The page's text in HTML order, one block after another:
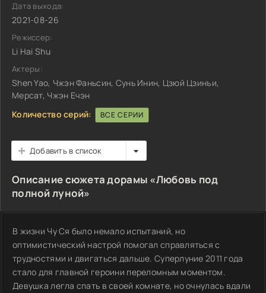
Дата выхода:
2021-08-26
Режиссер:
Li Hai Shu
Актеры:
Shen Yao, Чжэн Фаньсин, Сунь Инин, Цзюй Цзинъи,
Мерсат, Чжэн Ечэн
Количество серий:
ВСЕ СЕРИИ
Добавить в список
Описание сюжета дорамы «Любовь под
полной луной»
В жизни Чу Ся было немало испытаний, но
оптимистический настрой помогал справляться с
трудностями и двигаться дальше. Суперлуние 2011 года
стало для главной героини переломным моментом.
Девушка легла спать в своей комнате, но очнулась вдали